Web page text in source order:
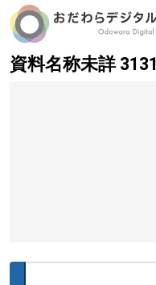
資料名称未詳 3131